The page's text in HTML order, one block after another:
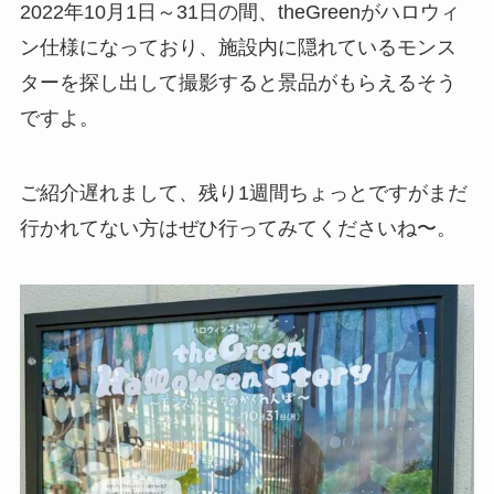
2022年10月1日～31日の間、theGreenがハロウィ
ン仕様になっており、施設内に隠れているモンス
ターを探し出して撮影すると景品がもらえるそう
ですよ。
ご紹介遅れまして、残り1週間ちょっとですがまだ
行かれてない方はぜひ行ってみてくださいね〜。